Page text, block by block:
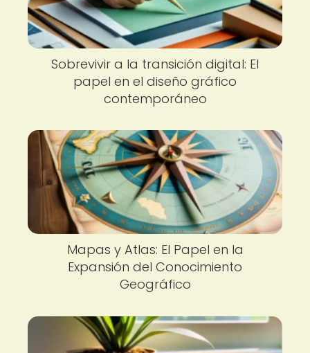
Sobrevivir a la transición digital: El
papel en el diseño gráfico
contemporáneo
Mapas y Atlas: El Papel en la
Expansión del Conocimiento
Geográfico